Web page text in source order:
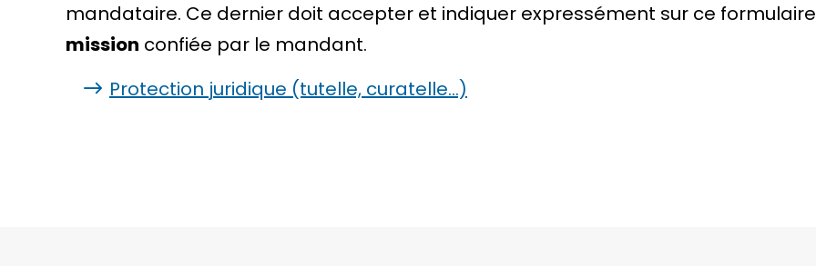
mandataire. Ce dernier doit accepter et indiquer expressément sur ce formulaire
mission confiée par le mandant.
Protection juridique (tutelle, curatelle…)